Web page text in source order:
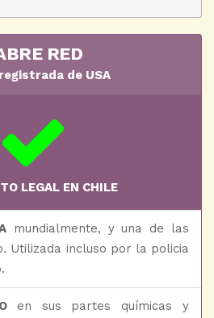
RED
de USA
LEGAL EN CHILE
mundialmente, y una de las
Utilizada incluso por la policia
en sus partes químicas y